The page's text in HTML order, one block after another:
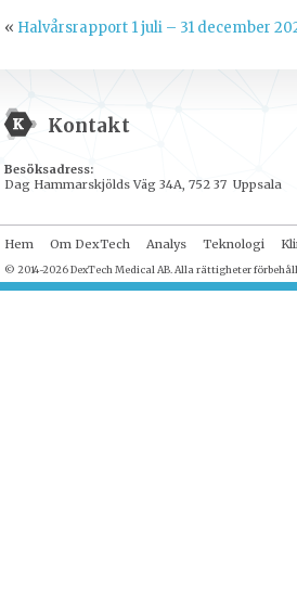
« Halvårsrapport 1 juli – 31 december
Kontakt
Besöksadress:
Dag Hammarskjölds Väg 34A, 752 37 Uppsala
Hem Om DexTech Analys Teknologi
© 2014-2026 DexTech Medical AB. Alla rättigheter